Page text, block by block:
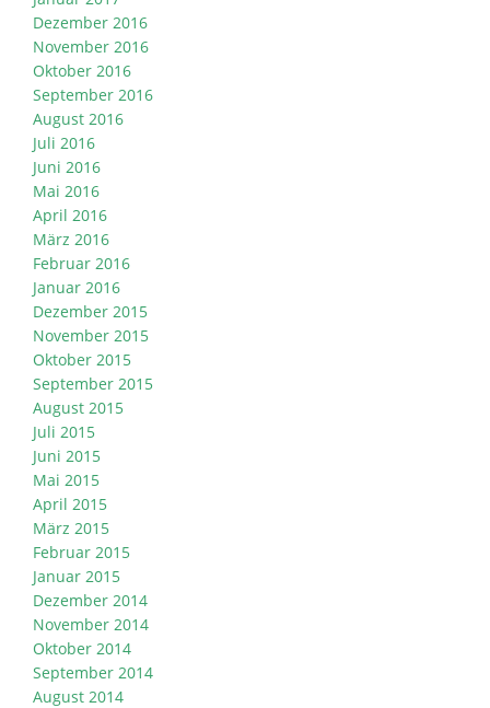
Dezember 2016
November 2016
Oktober 2016
September 2016
August 2016
Juli 2016
Juni 2016
Mai 2016
April 2016
März 2016
Februar 2016
Januar 2016
Dezember 2015
November 2015
Oktober 2015
September 2015
August 2015
Juli 2015
Juni 2015
Mai 2015
April 2015
März 2015
Februar 2015
Januar 2015
Dezember 2014
November 2014
Oktober 2014
September 2014
August 2014